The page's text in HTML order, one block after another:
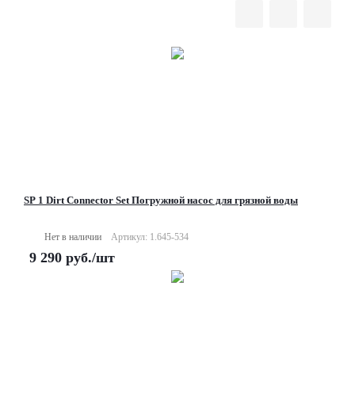
SP 1 Dirt Connector Set Погружной насос для грязной воды
Нет в наличии Артикул: 1.645-534
9 290 руб./шт